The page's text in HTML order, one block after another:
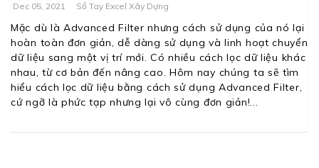
Dec 05, 2021 Sổ Tay Excel Xây Dựng
Mặc dù là Advanced Filter nhưng cách sử dụng của nó lại
hoàn toàn đơn giản, dễ dàng sử dụng và linh hoạt chuyển
dữ liệu sang một vị trí mới. Có nhiều cách lọc dữ liệu khác
nhau, từ cơ bản đến nâng cao. Hôm nay chúng ta sẽ tìm
hiểu cách lọc dữ liệu bằng cách sử dụng Advanced Filter,
cứ ngỡ là phức tạp nhưng lại vô cùng đơn giản!